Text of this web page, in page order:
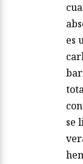
es
se